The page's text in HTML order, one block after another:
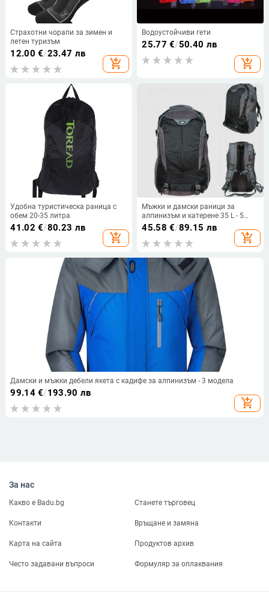
Страхотни чорапи за зимен и
летен туризъм
12.00 €/23.47 лв
add_shopping_cart
Водоустойчиви гети
25.77 €/50.40 лв
add_shopping_cart
Удобна туристическа раница с
обем 20-35 литра
41.02 €/80.23 лв
add_shopping_cart
Мъжки и дамски раници за
алпинизъм и катерене 35 L - 5
модела
45.58 €/89.15 лв
add_shopping_cart
Дамски и мъжки дебели якета с кадифе за алпинизъм - 3 модела
99.14€/193.90 лв
add_shopping_cart
За нас
Какво е Badu.bg Станете търговец
Контакти Връщане и замяна
Карта на сайта Продуктов архив
Често задавани въпроси Формуляр за оплаквания